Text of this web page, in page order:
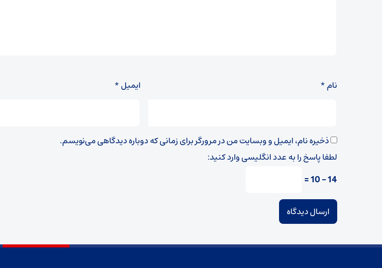
نام* ایمیل*
ذخیره نام، ایمیل و وبسایت من در مرورگر برای زمانی که دوباره دیدگاهی می‌نویسم.
لطفا پاسخ را به عدد انگلیسی وارد کنید:
14 − 10 =